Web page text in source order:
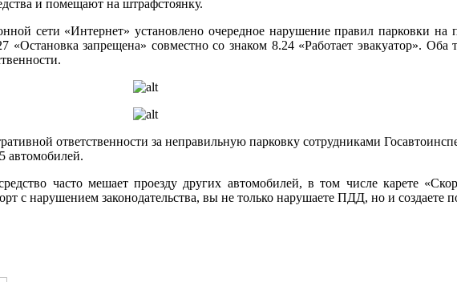
и помещают на штрафстоянку.
сети «Интернет» установлено очередное нарушение правил парковки на
«Остановка запрещена» совместно со знаком 8.24 «Работает эвакуатор».
ответственности за неправильную парковку сотрудниками
автомобилей.
часто мешает проезду других автомобилей, в том числе карете
с нарушением законодательства, вы не только нарушаете ПДД, но и создаете